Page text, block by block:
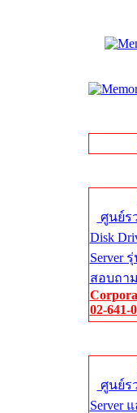
ศูนย์ร
Disk
Server
สอบถา
02-641-
ศูนย์ร
Server